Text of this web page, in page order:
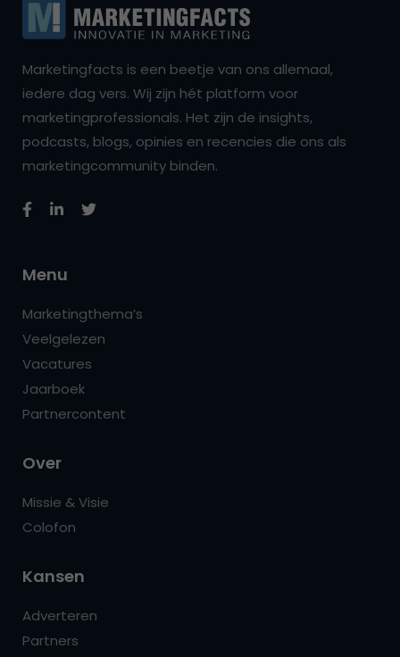
Marketingfacts is een beetje van ons allemaal,
iedere dag vers. Wij zijn hét platform voor
marketingprofessionals. Het zijn de insights,
podcasts, blogs, opinies en recencies die ons als
marketingcommunity binden.
Menu
Marketingthema’s
Veelgelezen
Vacatures
Jaarboek
Partnercontent
Over
Missie & Visie
Colofon
Kansen
Adverteren
Partners